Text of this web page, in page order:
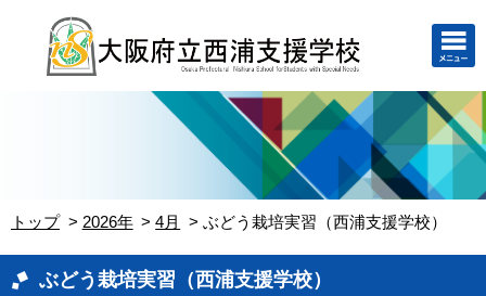
トップ 2026年 4月 ぶどう栽培実習（西浦支援学校）
ぶどう栽培実習（西浦支援学校）